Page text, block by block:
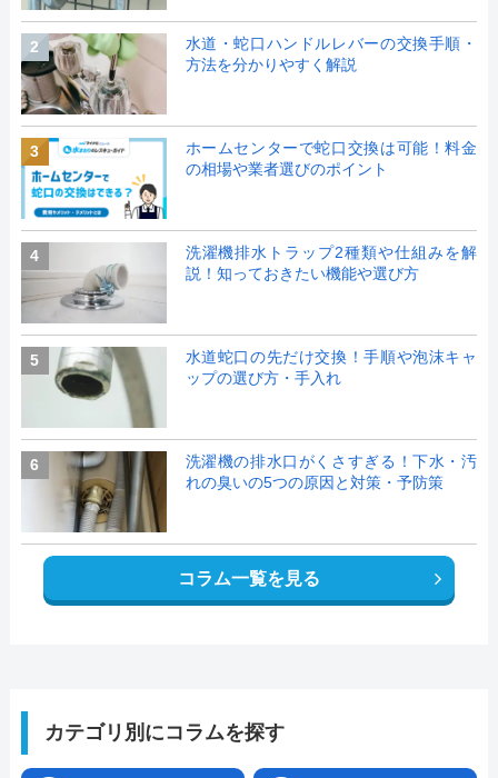
2
水道・蛇口ハンドルレバーの交換手順・
方法を分かりやすく解説
3
ホームセンターで蛇口交換は可能！料金
の相場や業者選びのポイント
4
洗濯機排水トラップ2種類や仕組みを解
説！知っておきたい機能や選び方
5
水道蛇口の先だけ交換！手順や泡沫キャ
ップの選び方・手入れ
6
洗濯機の排水口がくさすぎる！下水・汚
れの臭いの5つの原因と対策・予防策
コラム一覧を見る
カテゴリ別にコラムを探す